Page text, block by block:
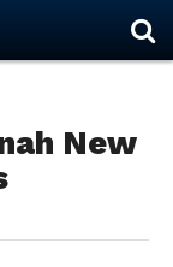
New